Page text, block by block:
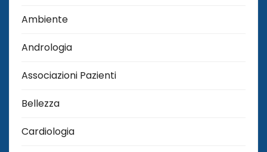
Ambiente
Andrologia
Associazioni Pazienti
Bellezza
Cardiologia